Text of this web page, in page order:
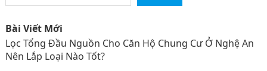
Bài Viết Mới
Lọc Tổng Đầu Nguồn Cho Căn Hộ Chung Cư Ở Nghệ An
Nên Lắp Loại Nào Tốt?